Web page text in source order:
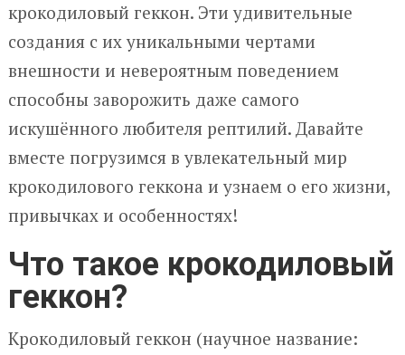
крокодиловый геккон. Эти удивительные
создания с их уникальными чертами
внешности и невероятным поведением
способны заворожить даже самого
искушённого любителя рептилий. Давайте
вместе погрузимся в увлекательный мир
крокодилового геккона и узнаем о его жизни,
привычках и особенностях!
Что такое крокодиловый
геккон?
Крокодиловый геккон (научное название: